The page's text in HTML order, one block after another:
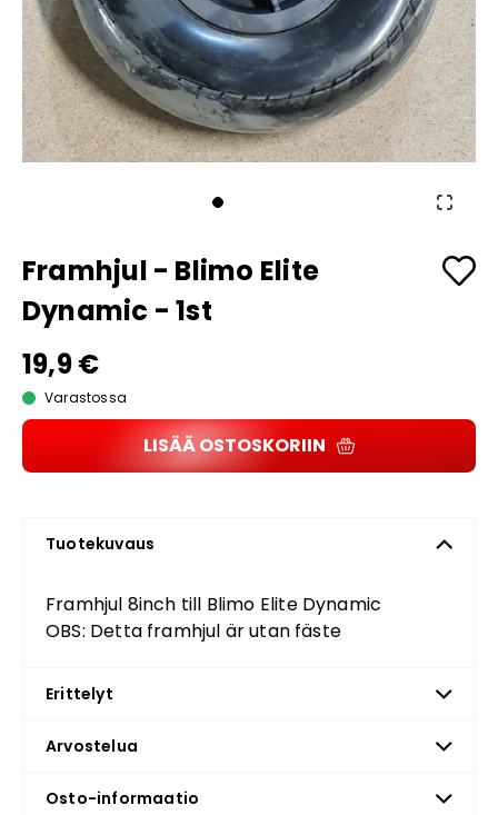
Framhjul - Blimo Elite
Dynamic - 1st
19,9 €
Varastossa
LISÄÄ OSTOSKORIIN
Tuotekuvaus
Framhjul 8inch till Blimo Elite Dynamic
OBS: Detta framhjul är utan fäste
Erittelyt
Arvostelua
Osto-informaatio